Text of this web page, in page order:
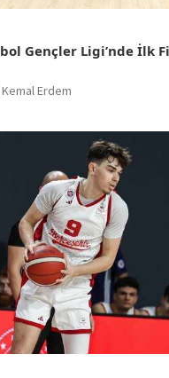
Gençler Ligi’nde İlk
Kemal Erdem